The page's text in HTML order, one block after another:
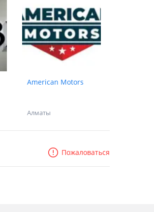
American Motors
Алматы
Пожаловаться